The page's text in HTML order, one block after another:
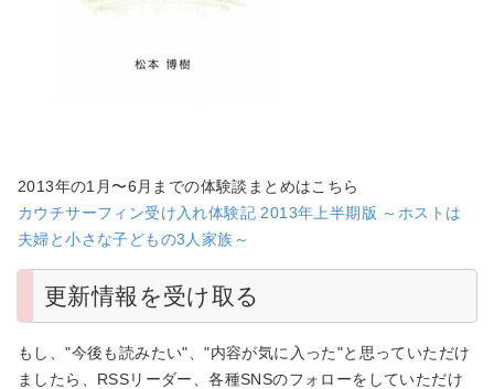
2013年の1月〜6月までの体験談まとめはこちら
カウチサーフィン受け入れ体験記 2013年上半期版 ～ホストは
夫婦と小さな子どもの3人家族～
更新情報を受け取る
もし、"今後も読みたい"、"内容が気に入った"と思っていただけ
ましたら、RSSリーダー、各種SNSのフォローをしていただけ